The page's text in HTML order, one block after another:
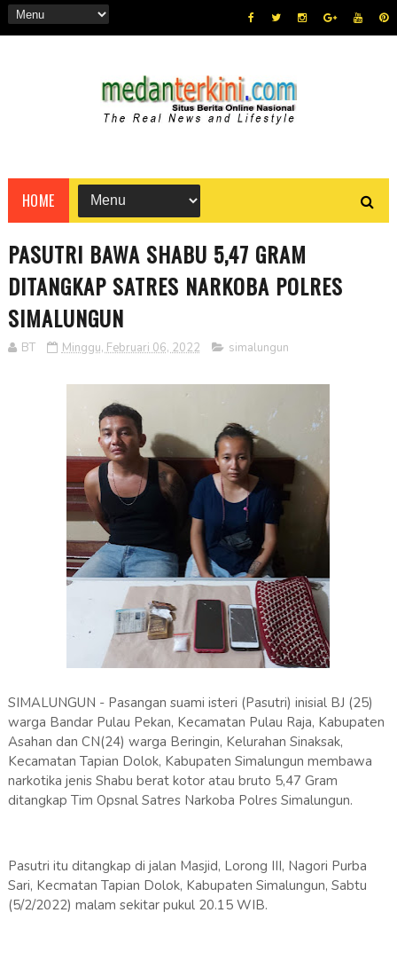
HOME
PASUTRI BAWA SHABU 5,47 GRAM
DITANGKAP SATRES NARKOBA POLRES
SIMALUNGUN
BT Minggu, Februari 06, 2022 simalungun
SIMALUNGUN - Pasangan suami isteri (Pasutri) inisial BJ (25)
warga Bandar Pulau Pekan, Kecamatan Pulau Raja, Kabupaten
Asahan dan CN(24) warga Beringin, Kelurahan Sinaksak,
Kecamatan Tapian Dolok, Kabupaten Simalungun membawa
narkotika jenis Shabu berat kotor atau bruto 5,47 Gram
ditangkap Tim Opsnal Satres Narkoba Polres Simalungun.
Pasutri itu ditangkap di jalan Masjid, Lorong III, Nagori Purba
Sari, Kecmatan Tapian Dolok, Kabupaten Simalungun, Sabtu
(5/2/2022) malam sekitar pukul 20.15 WIB.